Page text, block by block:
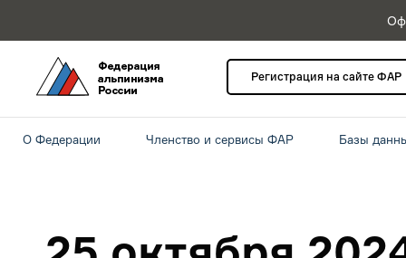
Регистрация на сайте ФАР
О Федерации Членство и сервисы ФАР Базы